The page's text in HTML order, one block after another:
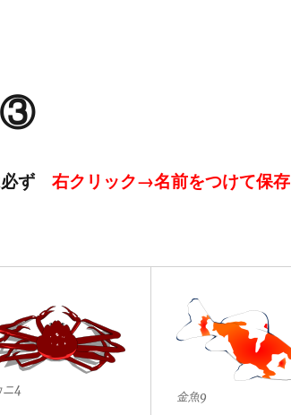
③
必ず右クリック→名前をつけて保存
ニ4 金魚9